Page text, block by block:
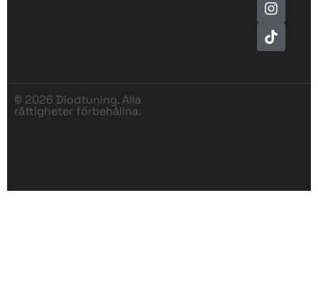
© 2026 Diodtuning. Alla
rättigheter förbehållna.